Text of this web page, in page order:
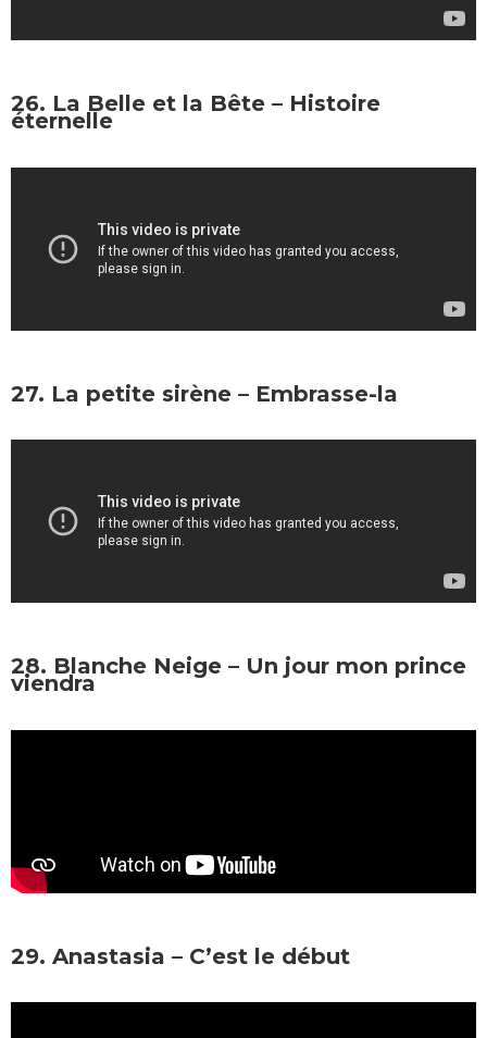
26. La Belle et la Bête – Histoire
éternelle
27. La petite sirène – Embrasse-la
28. Blanche Neige – Un jour mon prince
viendra
29. Anastasia – C’est le début